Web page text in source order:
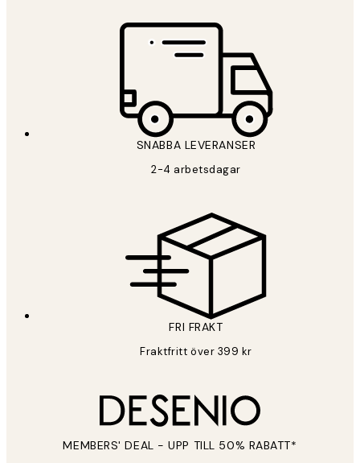
SNABBA LEVERANSER
2-4 arbetsdagar
FRI FRAKT
Fraktfritt över 399 kr
MEMBERS' DEAL - UPP TILL 50% RABATT*